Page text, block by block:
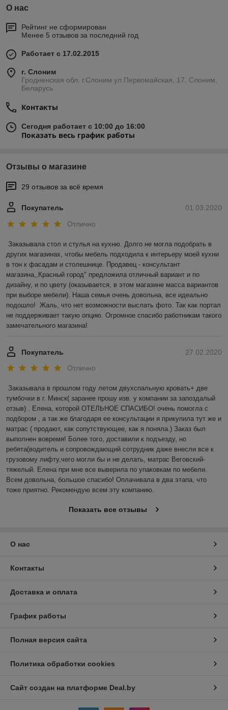
О нас
Рейтинг не сформирован
Менее 5 отзывов за последний год
Работает с 17.02.2015
г. Слоним
Гродненская обл. г.Слоним ул.Первомайская, 17, Слоним,
Беларусь
Контакты
Сегодня работает с 10:00 до 16:00
Показать весь график работы
Отзывы о магазине
29 отзывов за всё время
01.03.2020
Покупатель
Отлично
Заказывала стол и стулья на кухню. Долго не могла подобрать в
других магазинах, чтобы мебель подходила к интерьеру моей кухни
в тон к фасадам и столешнице. Продавец - консультант
магазина,,Красный город" предложила отличный вариант и по
дизайну, и по цвету (оказывается, в этом магазине масса вариантов
при выборе мебели). Наша семья очень довольна, все идеально
подошло!  Жаль, что нет возможности выслать фото. Так как портал
не поддерживает такую опцию. Огромное спасибо работникам такого
замечательного магазина!
27.02.2020
Покупатель
Отлично
Заказывала в прошлом году летом двухспальную кровать+ две
тумбочки в г. Минск( заранее прошу изв. у компании за запоздалый
отзыв) . Елена, которой ОТЕЛЬНОЕ СПАСИБО! очень помогла с
подбором , а так же благодаря ее консультации я прикупила тут же и
матрас ( продают, как сопутствующее, как я поняла.) Заказ был
выполнен вовремя! Более того, доставили к подъезду, но
ребята(водитель и сопровождающий сотрудник даже внесли все к
грузовому лифту,чего могли бы и не делать, матрас Веговский-
тяжелый. Елена при мне все выверила по упаковкам по мебели.
Всем довольна, большое спасибо! Оплачивала в два этапа, что
тоже приятно. Рекомендую всем эту компанию.
Показать все отзывы
О нас
Контакты
Доставка и оплата
График работы
Полная версия сайта
Политика обработки cookies
Сайт создан на платформе Deal.by